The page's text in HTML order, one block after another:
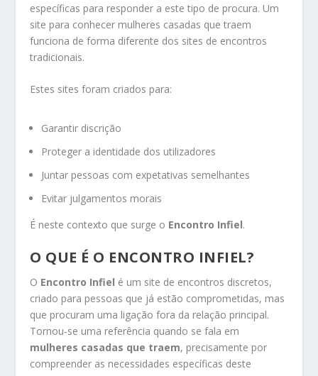
específicas para responder a este tipo de procura. Um
site para conhecer mulheres casadas que traem
funciona de forma diferente dos sites de encontros
tradicionais.
Estes sites foram criados para:
Garantir discrição
Proteger a identidade dos utilizadores
Juntar pessoas com expetativas semelhantes
Evitar julgamentos morais
É neste contexto que surge o Encontro Infiel.
O QUE É O ENCONTRO INFIEL?
O Encontro Infiel é um site de encontros discretos,
criado para pessoas que já estão comprometidas, mas
que procuram uma ligação fora da relação principal.
Tornou-se uma referência quando se fala em
mulheres casadas que traem, precisamente por
compreender as necessidades específicas deste